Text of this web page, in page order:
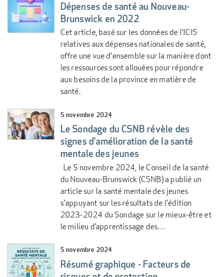
Dépenses de santé au Nouveau-
Brunswick en 2022
Cet article, basé sur les données de l'ICIS
relatives aux dépenses nationales de santé,
offre une vue d'ensemble sur la manière dont
les ressources sont allouées pour répondre
aux besoins de la province en matière de
santé.
5 novembre 2024
Le Sondage du CSNB révèle des
signes d'amélioration de la santé
mentale des jeunes
Le 5 novembre 2024, le Conseil de la santé
du Nouveau-Brunswick (CSNB) a publié un
article sur la santé mentale des jeunes
s'appuyant sur les résultats de l'édition
2023-2024 du Sondage sur le mieux-être et
le milieu d’apprentissage des…
5 novembre 2024
Résumé graphique - Facteurs de